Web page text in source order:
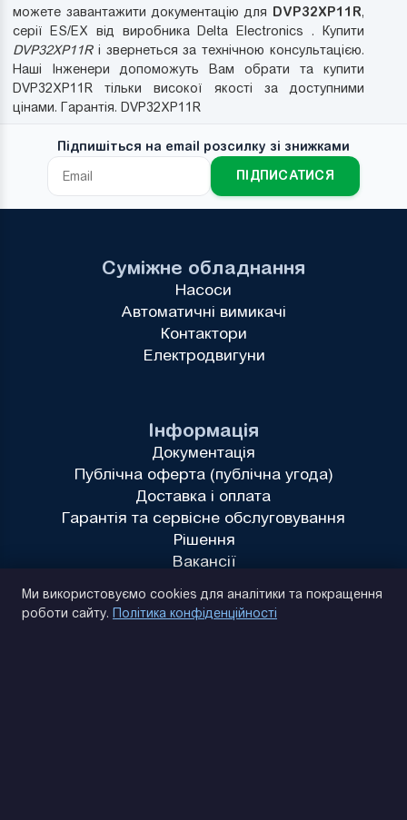
можете завантажити документацію для DVP32XP11R,
серії ES/EX від виробника Delta Electronics . Купити
DVP32XP11Rі звернеться за технічною консультацією.
Наші Інженери допоможуть Вам обрати та купити
DVP32XP11R тільки високої якості за доступними
цінами. Гарантія. DVP32XP11R
Підпишіться на email розсилку зі знижками
ПІДПИСАТИСЯ
Інформація
Документація
Публічна оферта (публічна угода)
Доставка і оплата
Гарантія та сервісне обслуговування
Рішення
Вакансії
Суміжне обладнання
Насоси
Автоматичні вимикачі
Контактори
Електродвигуни
Ми використовуємо cookies для аналітики та покращення
роботи сайту. Політика конфіденційності